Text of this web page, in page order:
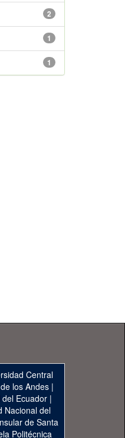
2
1
1
Central
los Andes|
Ecuador|
Nacional del
de Santa
Politécnica